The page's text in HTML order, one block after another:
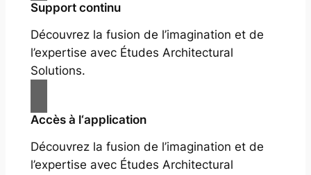
Support continu
Découvrez la fusion de l’imagination et de
l’expertise avec Études Architectural
Solutions.
Accès à l‘application
Découvrez la fusion de l’imagination et de
l’expertise avec Études Architectural